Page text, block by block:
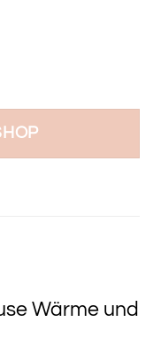
Wärme und